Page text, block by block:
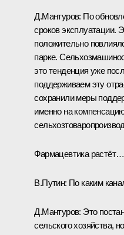
Д.Мантуров: По
сроков эксплуатации.
положительно
парке.
это тенденция уже
поддерживаем эту
сохранили меры
именно на
Фармацевтика растёт…
В.Путин: По каким
Д.Мантуров: Это
сельского хозяйства,